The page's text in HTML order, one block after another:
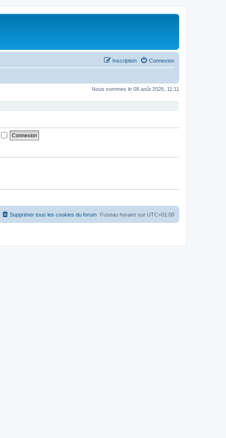
Connexion
Inscription
Nous sommes le 08 août 2026, 11:11
Fuseau horaire sur UTC+01:00
Supprimer tous les cookies du forum